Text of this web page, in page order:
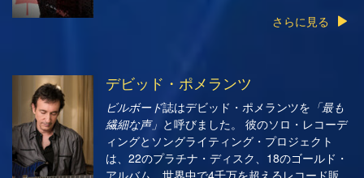
さらに見る
デビッド・ポメランツ
ビルボード誌はデビッド・ポメランツを 「最も
繊細な声」 と呼びました。 彼のソロ・レコーデ
ィングとソングライティング・プロジェクト
は、22のプラチナ・ディスク、18のゴールド・